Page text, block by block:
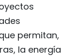
permitan,
la energía